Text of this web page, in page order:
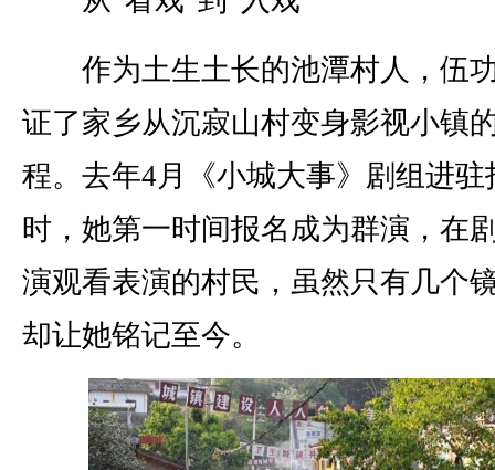
作为土生土长的池潭村人，伍
证了家乡从沉寂山村变身影视小镇
程。去年4月《小城大事》剧组进驻
时，她第一时间报名成为群演，在
演观看表演的村民，虽然只有几个
却让她铭记至今。